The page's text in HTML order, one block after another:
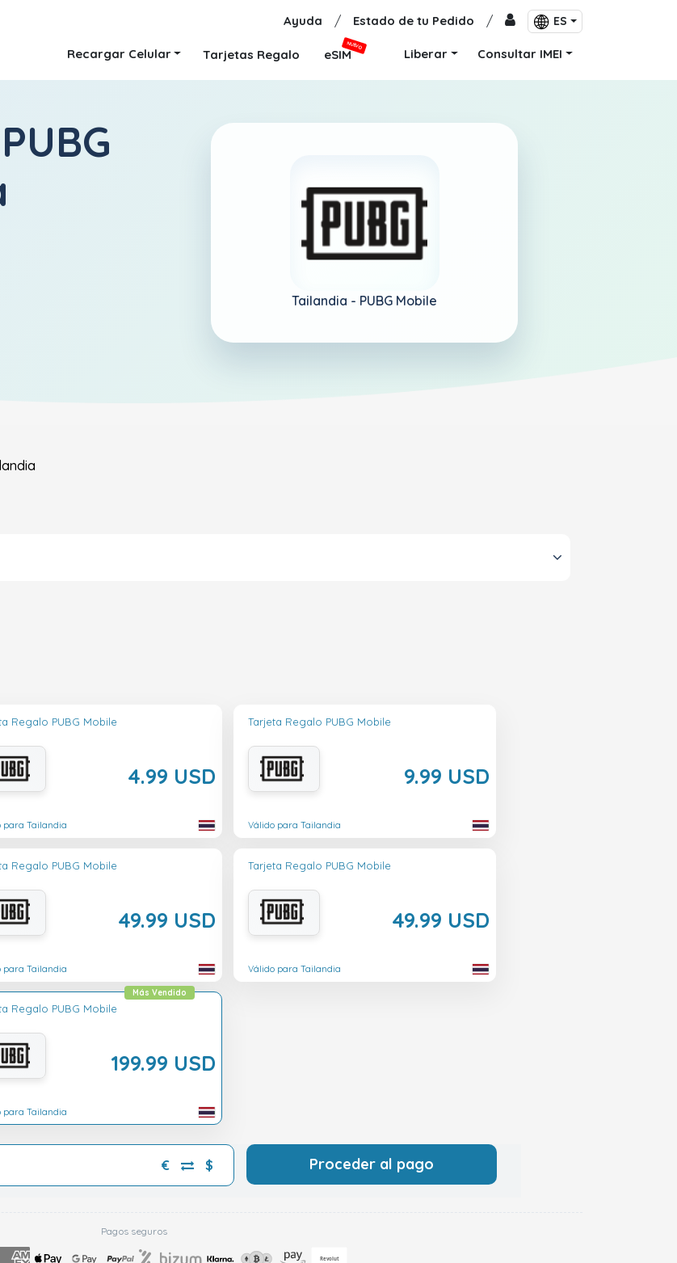
Ayuda / Estado de tu Pedido / ES
Recargar Celular Tarjetas Regalo eSIM
NUEVO
Liberar Consultar IMEI
Tailandia - PUBG Mobile
Regalo PUBG Mobile
4.99 USD
para Tailandia
Tarjeta Regalo PUBG Mobile
9.99 USD
Válido para Tailandia
Regalo PUBG Mobile
49.99 USD
para Tailandia
Tarjeta Regalo PUBG Mobile
49.99 USD
Válido para Tailandia
Regalo PUBG Mobile
199.99 USD
Más Vendido
para Tailandia
€ $ Proceder al pago
Pagos seguros